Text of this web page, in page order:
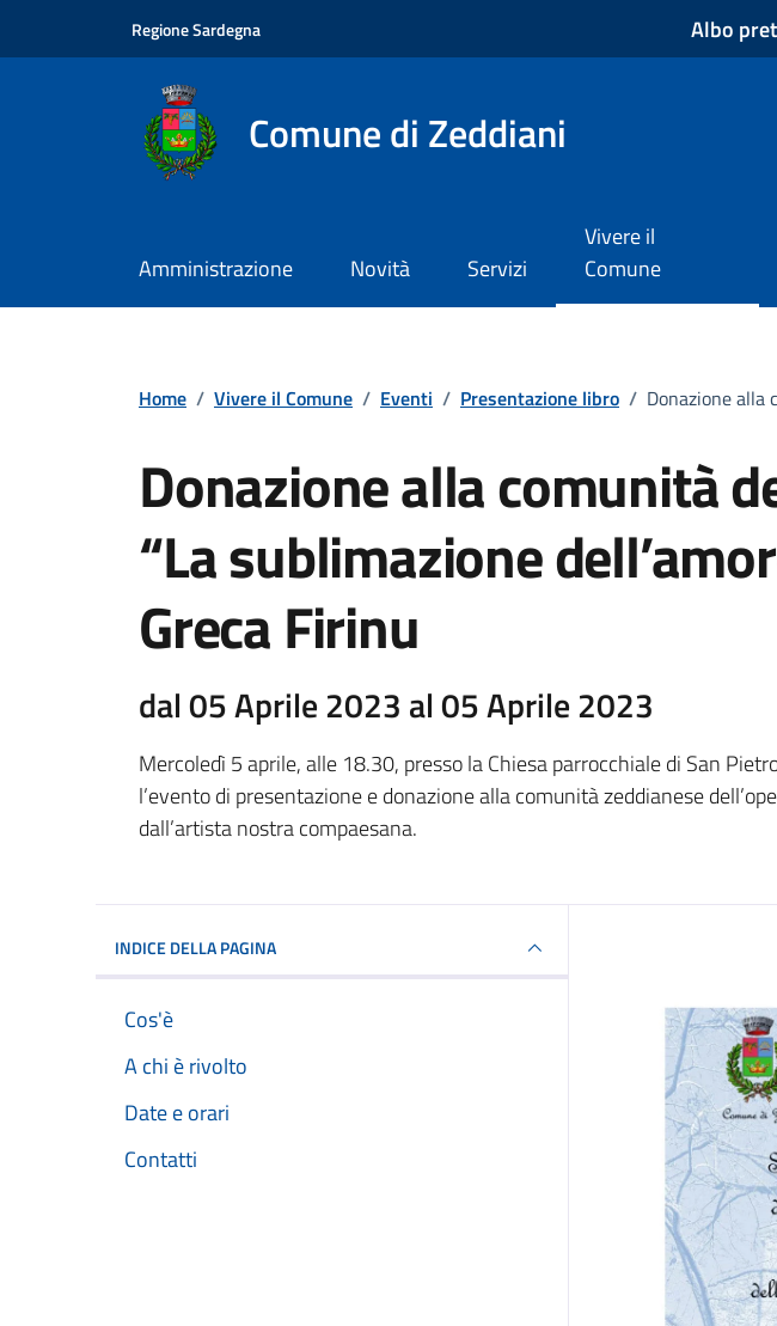
Regione Sardegna Albo
Comune di Zeddiani
Amministrazione Novità Servizi
Vivere il
Comune
Home / Vivere il Comune / Eventi / Presentazione libro / Donazione alla
Donazione alla comunità
“La sublimazione
Greca Firinu
dal 05 Aprile 2023 al 05 Aprile 2023
Mercoledì 5 aprile, alle 18.30, presso la Chiesa parrocchiale di San
l’evento di presentazione e donazione alla comunità zeddianese
dall’artista nostra compaesana.
INDICE DELLA PAGINA
Cos'è
A chi è rivolto
Date e orari
Contatti